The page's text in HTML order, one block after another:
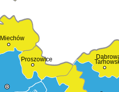
Miechów
Proszowice